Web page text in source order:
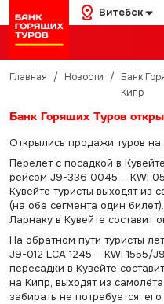
Витебск
Главная / Новости /
Банк
Кипр
Банк Горящих Туров
Открылись продажи туров на
Перелет с посадкой в
рейсом J9-336 0045 – KWI
Кувейте туристы выходят из
(на оба сегмента один
Ларнаку в Кувейте составит
На обратном пути туристы
J9-012 LCA 1245 – KWI 1555/
пересадки в Кувейте
на Кипр, выходят из
забирать не потребуется,